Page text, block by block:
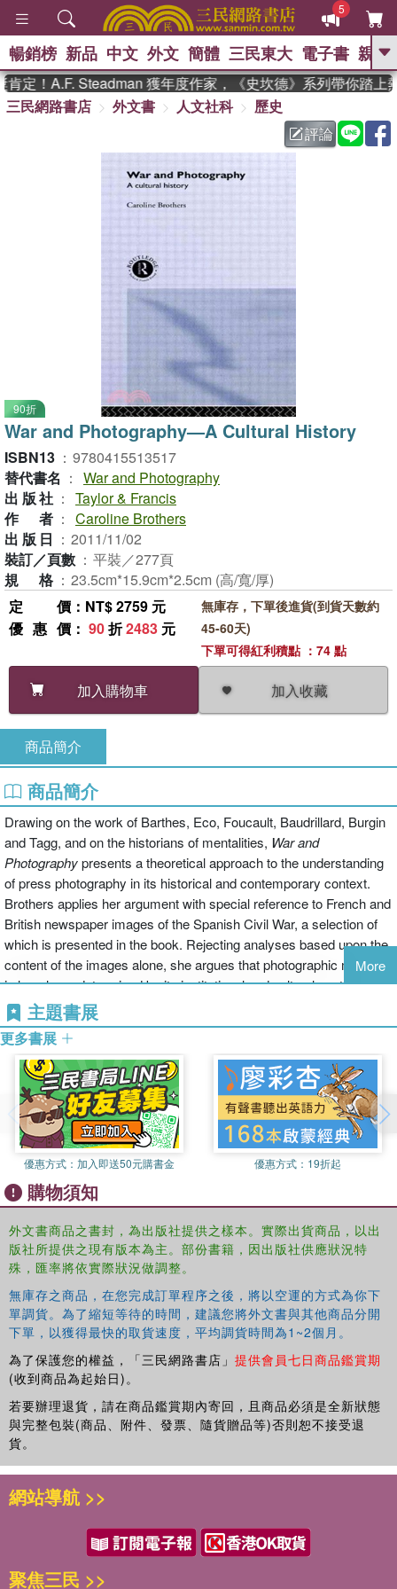
5
GO
熱搜： 東野圭吾 、
父親節 、 如果歷
暑期推薦 、 國際布克
登輝時代 、 數學女孩：黎曼猜想
偉大的迷走神經
暢銷榜 新品 中文 外文 簡體 三民東大 電子書 親子
定！A.F. Steadman 獲年度作家，《史坎德》系列帶你踏上熱
三民網路書店
外文書 人文社科
歷史
評論
90折
War and Photography—A Cultural History
ISBN13 ： 9780415513517
替代書名 ： War and Photography
出版社 ： Taylor & Francis
作者 ： Caroline Brothers
出版日 ： 2011/11/02
裝訂／頁數 ： 平裝／277頁
規格 ： 23.5cm*15.9cm*2.5cm (高/寬/厚)
定價 ：NT$ 2759 元
優惠價 ： 90折2483 元
加入購物車 加入收藏
無庫存，下單後進貨(到貨天數約
45-60天)
下單可得紅利積點 ：74 點
商品簡介
商品簡介
Drawing on the work of Barthes, Eco, Foucault, Baudrillard, Burgin
and Tagg, and on the historians of mentalities, War and
Photographypresents a theoretical approach to the understanding
of press photography in its historical and contemporary context.
Brothers applies her argument with special reference to French and
British newspaper images of the Spanish Civil War, a selection of
which is presented in the book. Rejecting analyses based upon the
content of the images alone, she argues that photographic meaning
is largely predetermined by its institutional and cultural context.
Acting as witnesses despite themselves, photographs convey a
wealth of information not about any objective reality, but about the
collective attitudes and beliefs particular to the culture in which they
operate.
More
主題書展
更多書展
優惠方式： 加入即送50元購書金 優惠方式： 19折起
購物須知
外文書商品之書封，為出版社提供之樣本。實際出貨商品，以出
版社所提供之現有版本為主。部份書籍，因出版社供應狀況特
殊，匯率將依實際狀況做調整。
無庫存之商品，在您完成訂單程序之後，將以空運的方式為你下
單調貨。為了縮短等待的時間，建議您將外文書與其他商品分開
下單，以獲得最快的取貨速度，平均調貨時間為1~2個月。
為了保護您的權益，「三民網路書店」 提供會員七日商品鑑賞期
(收到商品為起始日)。
若要辦理退貨，請在商品鑑賞期內寄回，且商品必須是全新狀態
與完整包裝(商品、附件、發票、隨貨贈品等)否則恕不接受退
貨。
網站導航 >>
聚焦三民 >>